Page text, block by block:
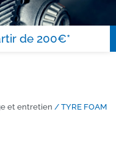
de 200€*
et entretien / TYRE FOAM